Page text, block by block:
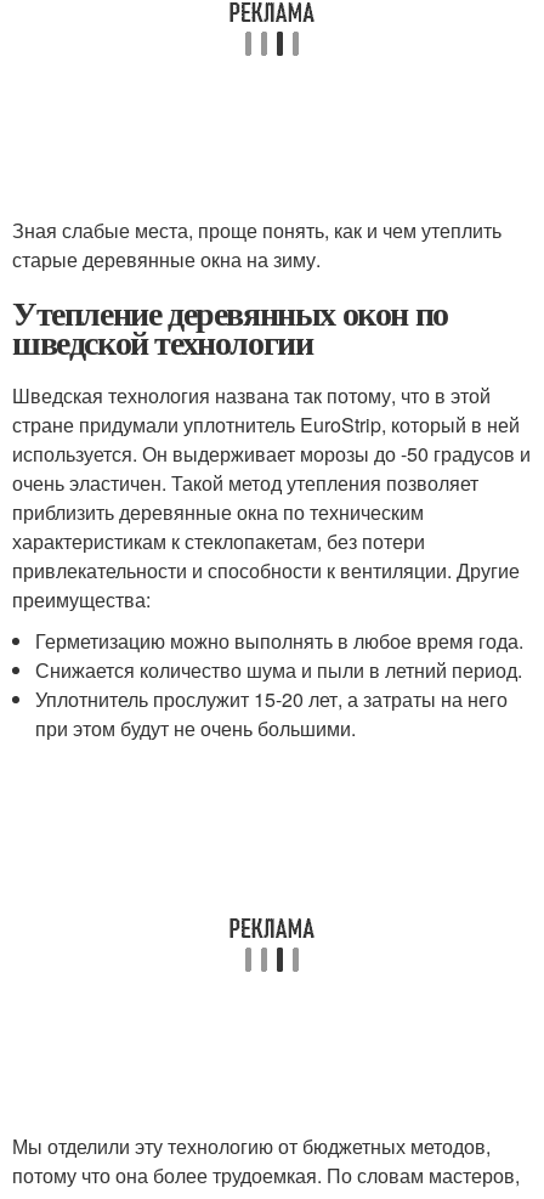
Зная слабые места, проще понять, как и чем утеплить
старые деревянные окна на зиму.
Утепление деревянных окон по
шведской технологии
Шведская технология названа так потому, что в этой
стране придумали уплотнитель EuroStrip, который в ней
используется. Он выдерживает морозы до -50 градусов и
очень эластичен. Такой метод утепления позволяет
приблизить деревянные окна по техническим
характеристикам к стеклопакетам, без потери
привлекательности и способности к вентиляции. Другие
преимущества:
Герметизацию можно выполнять в любое время года.
Снижается количество шума и пыли в летний период.
Уплотнитель прослужит 15-20 лет, а затраты на него
при этом будут не очень большими.
Мы отделили эту технологию от бюджетных методов,
потому что она более трудоемкая. По словам мастеров,